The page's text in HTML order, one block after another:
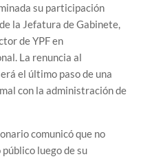
su participación
la Jefatura de Gabinete,
de YPF en
La renuncia al
el último paso de una
con la administración de
comunicó que no
luego de su